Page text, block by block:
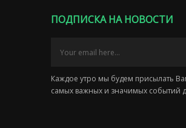
ПОДПИСКА НА НОВОСТИ
Каждое утро мы будем присылать
самых важных и значимых событий